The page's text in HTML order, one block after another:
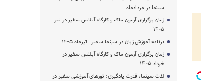
سینما در مردادماه
زمان برگزاری آزمون ماک و کارگاه آیلتس سفیر در تیر
1405
برنامه آموزش زبان در سینما سفیر | تیرماه ۱۴۰۵
زمان برگزاری آزمون ماک و کارگاه آیلتس سفیر در
خرداد 1405
لذت سینما، قدرت یادگیری؛ تورهای آموزشی سفیر در